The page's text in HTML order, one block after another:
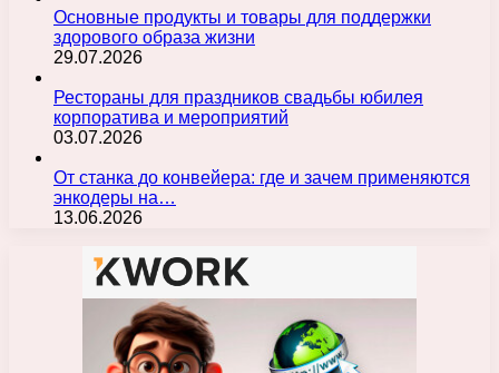
Основные продукты и товары для поддержки
здорового образа жизни
29.07.2026
Рестораны для праздников свадьбы юбилея
корпоратива и мероприятий
03.07.2026
От станка до конвейера: где и зачем применяются
энкодеры на…
13.06.2026